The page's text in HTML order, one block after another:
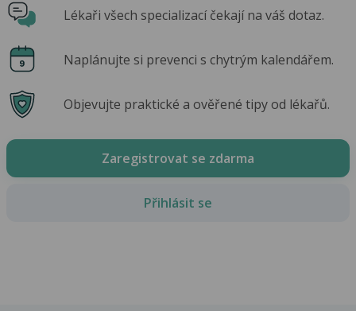
Lékaři všech specializací čekají na váš dotaz.
Naplánujte si prevenci s chytrým kalendářem.
Objevujte praktické a ověřené tipy od lékařů.
Zaregistrovat se zdarma
Přihlásit se